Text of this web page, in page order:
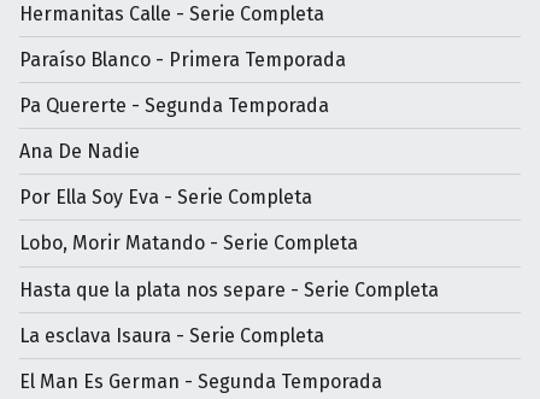
Hermanitas Calle - Serie Completa
Paraíso Blanco - Primera Temporada
Pa Quererte - Segunda Temporada
Ana De Nadie
Por Ella Soy Eva - Serie Completa
Lobo, Morir Matando - Serie Completa
Hasta que la plata nos separe - Serie Completa
La esclava Isaura - Serie Completa
El Man Es German - Segunda Temporada